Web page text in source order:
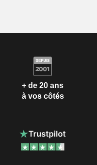
+ de 20 ans
à vos côtés